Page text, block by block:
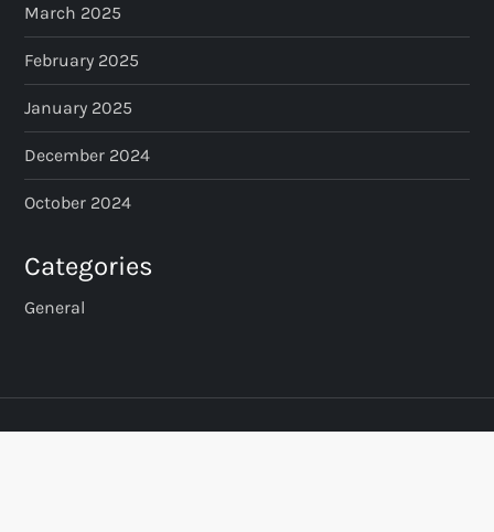
March 2025
February 2025
January 2025
December 2024
October 2024
Categories
General